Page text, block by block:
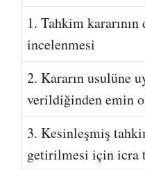
1. Tahkim
incelenmesi
2. Kararın usulüne
verildiğinden emin
3. Kesinleşmiş
getirilmesi için icra